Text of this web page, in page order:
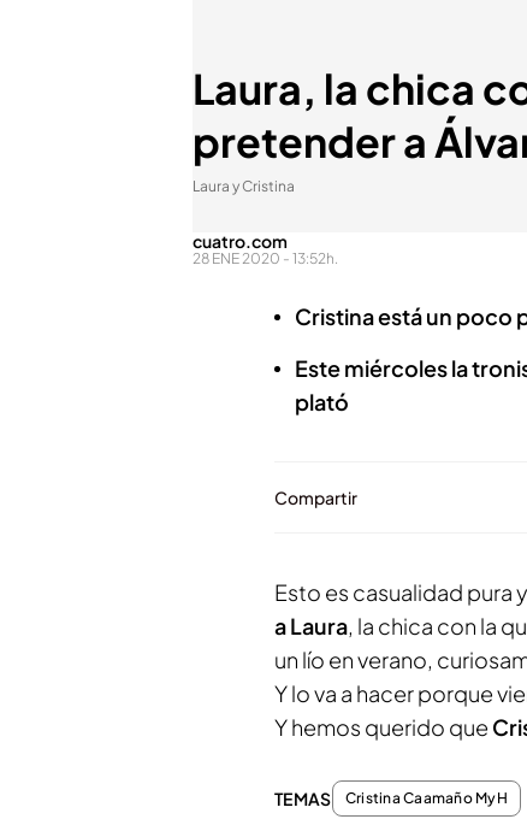
Laura, la chica
pretender a
Laura y Cristina
cuatro.com
28 ENE 2020 - 13:52h.
Cristina está un poco
Este miércoles la
plató
Compartir
Esto es casualidad pura
a Laura, la chica con la
un lío en verano,
Y lo va a hacer porque
Y hemos querido que
TEMAS Cristina Caamaño MyH